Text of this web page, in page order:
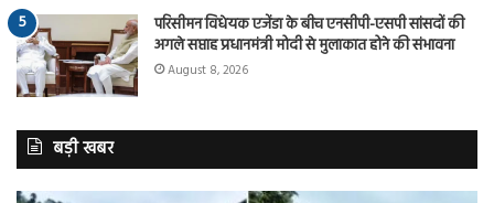
परिसीमन विधेयक एजेंडा के बीच एनसीपी-एसपी सांसदों की
अगले सप्ताह प्रधानमंत्री मोदी से मुलाकात होने की संभावना
August 8, 2026
बड़ी खबर